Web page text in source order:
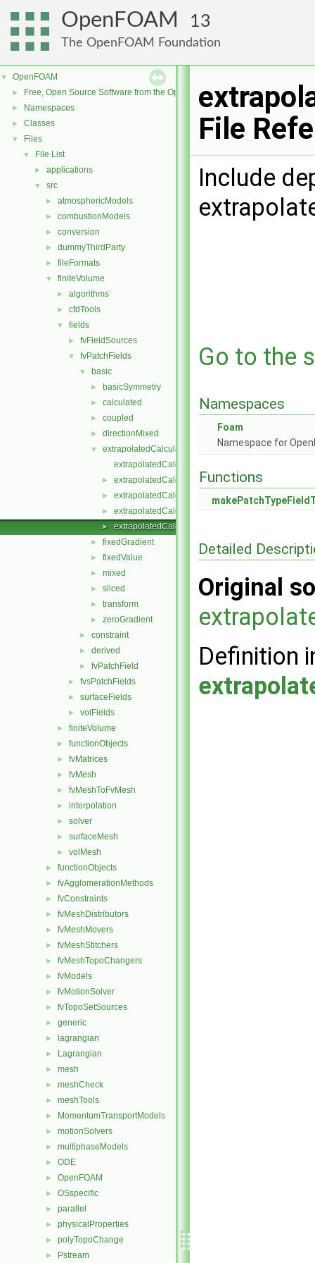
OpenFOAM 13
The OpenFOAM Foundation
▼ OpenFOAM
► Free, Open Source Software from the OpenFOAM Foundation
► Namespaces
► Classes
▼ Files
▼ File List
► applications
▼ src
► atmosphericModels
► combustionModels
► conversion
► dummyThirdParty
► fileFormats
▼ finiteVolume
► algorithms
► cfdTools
▼ fields
► fvFieldSources
▼ fvPatchFields
▼ basic
► basicSymmetry
► calculated
► coupled
► directionMixed
▼
extrapolatedCalculated
extrapolatedCalculatedFvPatchField.C
► extrapolatedCalculatedFvPatchField.H
► extrapolatedCalculatedFvPatchFields.C
► extrapolatedCalculatedFvPatchFields.H
► extrapolatedCalculatedFvPatchFieldsFwd.H
► fixedGradient
► fixedValue
► mixed
► sliced
► transform
► zeroGradient
► constraint
► derived
► fvPatchField
► fvsPatchFields
► surfaceFields
► volFields
► finiteVolume
► functionObjects
► fvMatrices
► fvMesh
► fvMeshToFvMesh
► interpolation
► solver
► surfaceMesh
► volMesh
► functionObjects
► fvAgglomerationMethods
► fvConstraints
► fvMeshDistributors
► fvMeshMovers
► fvMeshStitchers
► fvMeshTopoChangers
► fvModels
► fvMotionSolver
► fvTopoSetSources
► generic
► lagrangian
► Lagrangian
► mesh
► meshCheck
► meshTools
► MomentumTransportModels
► motionSolvers
► multiphaseModels
► ODE
► OpenFOAM
► OSspecific
► parallel
► physicalProperties
► polyTopoChange
► Pstream
File
Include
Go to the
Namespaces
Foam
Namespace for
Functions
Detailed
Original
Definition